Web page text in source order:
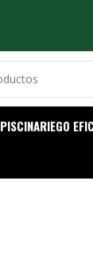
PISCINARIEGO